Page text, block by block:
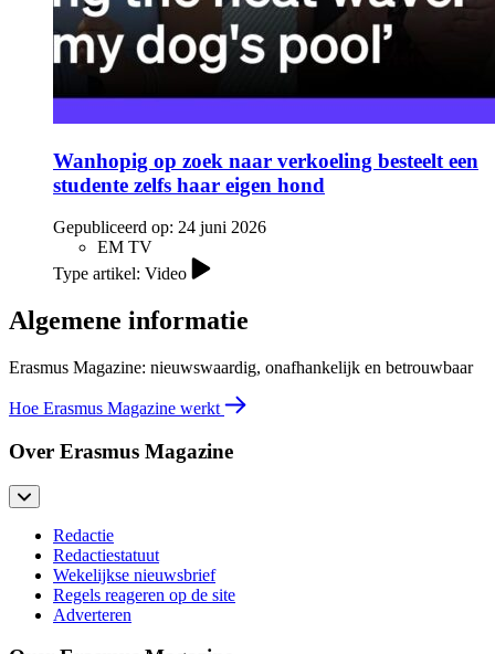
Wanhopig op zoek naar verkoeling besteelt een
studente zelfs haar eigen hond
Gepubliceerd op: 24 juni 2026
EM TV
Type artikel: Video
Algemene informatie
Erasmus Magazine: nieuwswaardig, onafhankelijk en betrouwbaar
Hoe Erasmus Magazine werkt
Over Erasmus Magazine
Redactie
Redactiestatuut
Wekelijkse nieuwsbrief
Regels reageren op de site
Adverteren